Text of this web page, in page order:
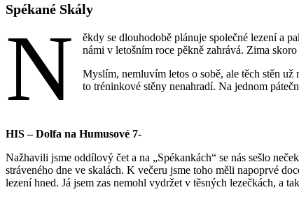
Spékané Skály
N
ěkdy se dlouhodobě plánuje společné lezení a
námi v letošním roce pěkně zahrává. Zima
Myslím, nemluvím letos o sobě, ale těch stěn
to tréninkové stěny nenahradí. Na jednom
HIS – Dolfa na Humusové 7-
Nažhavili jsme oddílový čet a na „Spékankách“ se nás sešlo
stráveného dne ve skalách. K večeru jsme toho měli napoprvé
lezení hned. Já jsem zas nemohl vydržet v těsných lezečkách, a